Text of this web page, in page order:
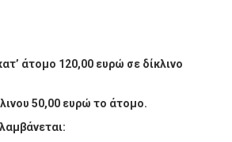
άτομο 120,00 ευρώ σε δίκλινο
50,00 ευρώ το άτομο.